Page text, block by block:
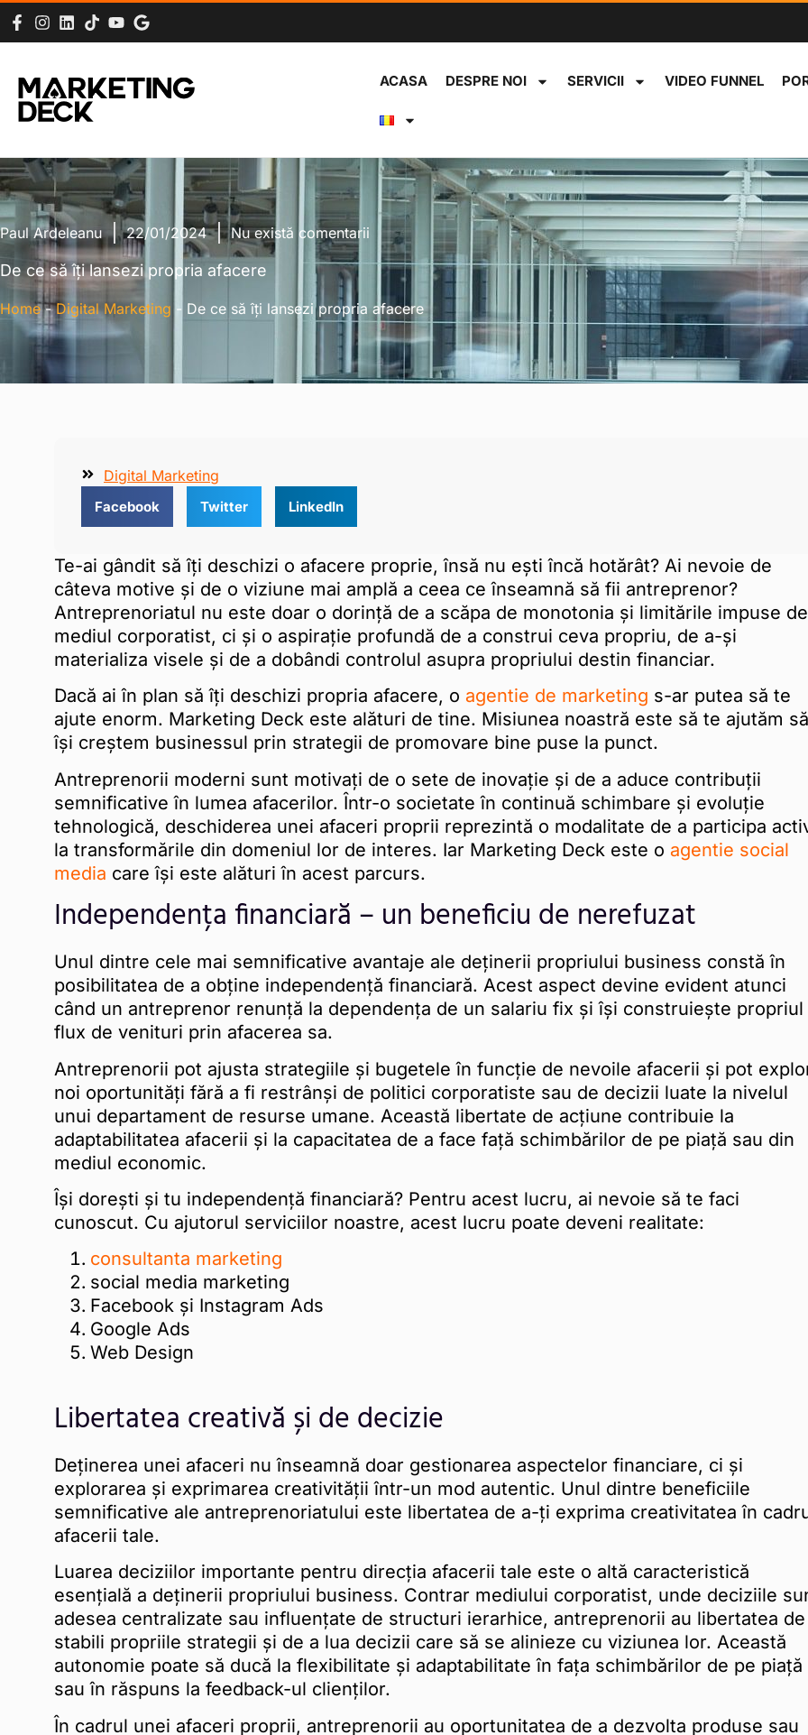
ACASA DESPRE NOI SERVICII VIDEO FUNNEL
Paul Ardeleanu 22/01/2024 Nu există comentarii
De ce să îți lansezi propria afacere
Home-Digital Marketing - De ce să îți lansezi propria afacere
Digital Marketing
Facebook Twitter LinkedIn
Te-ai gândit să îți deschizi o afacere proprie, însă nu ești încă hotărât? Ai nevoie de
câteva motive și de o viziune mai amplă a ceea ce înseamnă să fii antreprenor?
Antreprenoriatul nu este doar o dorință de a scăpa de monotonia și limitările impuse de
mediul corporatist, ci și o aspirație profundă de a construi ceva propriu, de a-și
materializa visele și de a dobândi controlul asupra propriului destin financiar.
Dacă ai în plan să îți deschizi propria afacere, o agentie de marketing s-ar putea să te
ajute enorm. Marketing Deck este alături de tine. Misiunea noastră este să te ajutăm să
își creștem businessul prin strategii de promovare bine puse la punct.
Antreprenorii moderni sunt motivați de o sete de inovație și de a aduce contribuții
semnificative în lumea afacerilor. Într-o societate în continuă schimbare și evoluție
tehnologică, deschiderea unei afaceri proprii reprezintă o modalitate de a participa
la transformările din domeniul lor de interes. Iar Marketing Deck este o agentie social
media care își este alături în acest parcurs.
Independența financiară – un beneficiu de nerefuzat
Unul dintre cele mai semnificative avantaje ale deținerii propriului business constă în
posibilitatea de a obține independență financiară. Acest aspect devine evident atunci
când un antreprenor renunță la dependența de un salariu fix și își construiește propriul
flux de venituri prin afacerea sa.
Antreprenorii pot ajusta strategiile și bugetele în funcție de nevoile afacerii și pot
noi oportunități fără a fi restrânși de politici corporatiste sau de decizii luate la nivelul
unui departament de resurse umane. Această libertate de acțiune contribuie la
adaptabilitatea afacerii și la capacitatea de a face față schimbărilor de pe piață sau din
mediul economic.
Își dorești și tu independență financiară? Pentru acest lucru, ai nevoie să te faci
cunoscut. Cu ajutorul serviciilor noastre, acest lucru poate deveni realitate:
consultanta marketing
social media marketing
Facebook și Instagram Ads
Google Ads
Web Design
Libertatea creativă și de decizie
Deținerea unei afaceri nu înseamnă doar gestionarea aspectelor financiare, ci și
explorarea și exprimarea creativității într-un mod autentic. Unul dintre beneficiile
semnificative ale antreprenoriatului este libertatea de a-ți exprima creativitatea în
afacerii tale.
Luarea deciziilor importante pentru direcția afacerii tale este o altă caracteristică
esențială a deținerii propriului business. Contrar mediului corporatist, unde deciziile
adesea centralizate sau influențate de structuri ierarhice, antreprenorii au libertatea
stabili propriile strategii și de a lua decizii care să se alinieze cu viziunea lor. Această
autonomie poate să ducă la flexibilitate și adaptabilitate în fața schimbărilor de pe piață
sau în răspuns la feedback-ul clienților.
În cadrul unei afaceri proprii, antreprenorii au oportunitatea de a dezvolta produse sau